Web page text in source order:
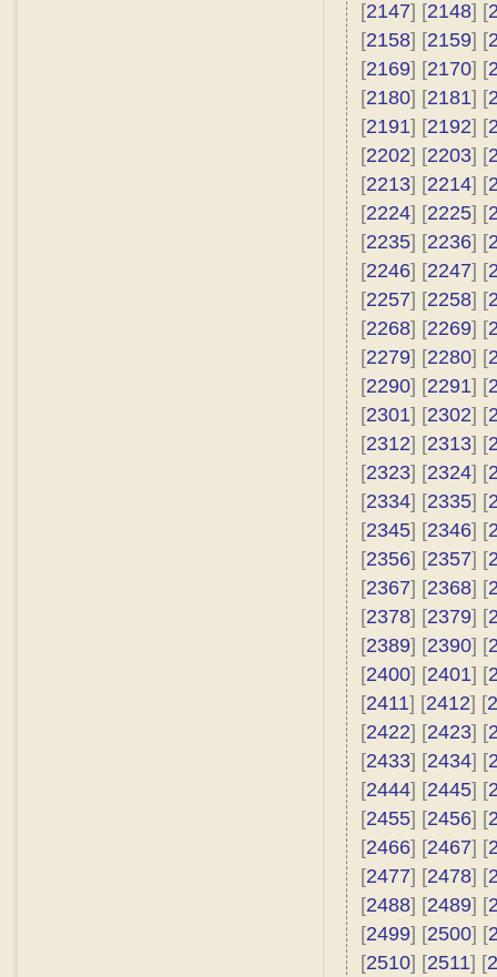
[2147] [2148] [
[2158] [2159] [
[2169] [2170] [
[2180] [2181] [
[2191] [2192] [
[2202] [2203] [
[2213] [2214] [
[2224] [2225] [
[2235] [2236] [
[2246] [2247] [
[2257] [2258] [
[2268] [2269] [
[2279] [2280] [
[2290] [2291] [
[2301] [2302] [
[2312] [2313] [
[2323] [2324] [
[2334] [2335] [
[2345] [2346] [
[2356] [2357] [
[2367] [2368] [
[2378] [2379] [
[2389] [2390] [
[2400] [2401] [
[2411] [2412] [
[2422] [2423] [
[2433] [2434] [
[2444] [2445] [
[2455] [2456] [
[2466] [2467] [
[2477] [2478] [
[2488] [2489] [
[2499] [2500] [
[2510] [2511] [